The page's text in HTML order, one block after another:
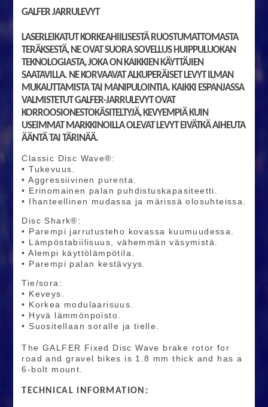
GALFER JARRULEVYT
LASERLEIKATUT KORKEAHIILISESTÄ RUOSTUMATTOMASTA
TERÄKSESTÄ, NE OVAT SUORA SOVELLUS HUIPPULUOKAN
TEKNOLOGIASTA, JOKA ON KAIKKIEN KÄYTTÄJIEN
SAATAVILLA. NE KORVAAVAT ALKUPERÄISET LEVYT ILMAN
MUKAUTTAMISTA TAI MANIPULOINTIA. KAIKKI ESPANJASSA
VALMISTETUT GALFER-JARRULEVYT OVAT
KORROOSIONESTOKÄSITELTYJÄ, KEVYEMPIÄ KUIN
USEIMMAT MARKKINOILLA OLEVAT LEVYT EIVÄTKÄ AIHEUTA
ÄÄNTÄ TAI TÄRINÄÄ.
Classic Disc Wave®:
• Tukevuus.
• Aggressiivinen purenta.
• Erinomainen palan puhdistuskapasiteetti.
• Ihanteellinen mudassa ja märissä olosuhteissa.
Disc Shark®:
• Parempi jarrutusteho kovassa kuumuudessa.
• Lämpöstabiilisuus, vähemmän väsymistä.
• Alempi käyttölämpötila.
• Parempi palan kestävyys.
Tie/sora:
• Keveys.
• Korkea modulaarisuus.
• Hyvä lämmönpoisto.
• Suositellaan soralle ja tielle.
The GALFER Fixed Disc Wave brake rotor for
road and gravel bikes is 1.8 mm thick and has a
6-bolt mount.
TECHNICAL INFORMATION: